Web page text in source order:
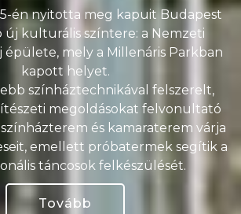
én nyitotta meg kapuit Budapest
kulturális színtere: a Nemzeti
épülete, mely a Millenáris Parkban
kapott helyet.
színháztechnikával felszerelt,
megoldásokat felvonultató
és kamaraterem várja
emellett próbatermek segítik a
táncosok felkészülését.
Tovább